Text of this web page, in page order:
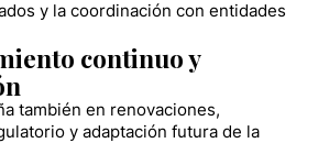
y la coordinación con entidades
continuo y
también en renovaciones,
y adaptación futura de la